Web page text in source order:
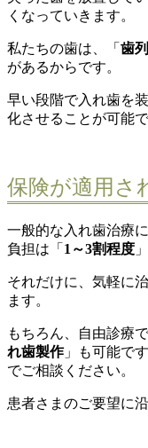
くなっていきます。
私たちの歯は、「 歯
があるからです。
早い段階で入れ歯を
化させることが可能で
保険が適用さ
一般的な入れ歯治療
負担は「 1～3割程度
それだけに、気軽に
ます。
もちろん、自由診療
れ歯製作」も可能で
でご相談ください。
患者さまのご要望に